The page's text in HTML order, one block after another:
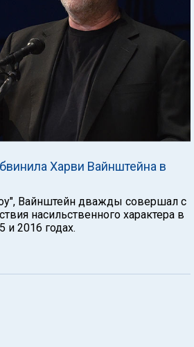
Харви Вайнштейна в
Вайнштейн дважды совершал с
насильственного характера в
и 2016 годах.